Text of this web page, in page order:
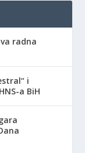
radna
i
a BiH